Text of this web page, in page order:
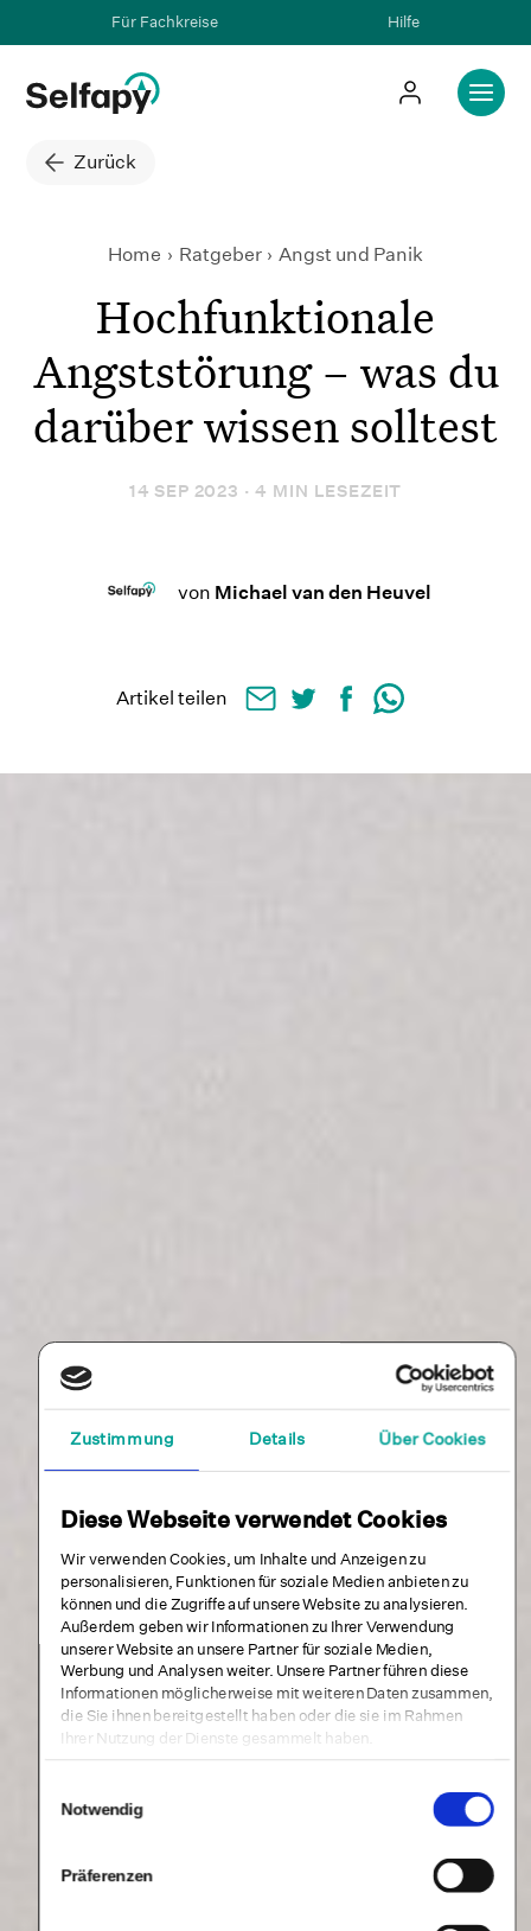
Zustimmung Details Über Cookies
Diese Webseite verwendet Cookies
Wir verwenden Cookies, um Inhalte und Anzeigen zu
personalisieren, Funktionen für soziale Medien anbieten zu
können und die Zugriffe auf unsere Website zu analysieren.
Außerdem geben wir Informationen zu Ihrer Verwendung
unserer Website an unsere Partner für soziale Medien,
Werbung und Analysen weiter. Unsere Partner führen diese
Informationen möglicherweise mit weiteren Daten zusammen,
die Sie ihnen bereitgestellt haben oder die sie im Rahmen
Ihrer Nutzung der Dienste gesammelt haben.
Notwendig
Präferenzen
Für Fachkreise Hilfe
Zurück
Home Ratgeber Angst und Panik
Hochfunktionale
Hochfunktionale
Angststörung – was du
darüber wissen solltest
14 SEP 2023 · 4 MIN LESEZEIT
von Michael van den Heuvel
Artikel teilen